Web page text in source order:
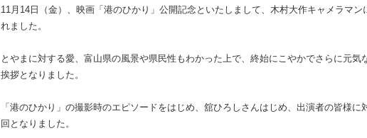
11月14日（金）、映画「港のひかり」公開記念といたしまして、木村大作キャメラマン
れました。
とやまに対する愛、富山県の風景や県民性もわかった上で、終始にこやかでさらに元気
挨拶となりました。
「港のひかり」の撮影時のエピソードをはじめ、舘ひろしさんはじめ、出演者の皆様に
回となりました。